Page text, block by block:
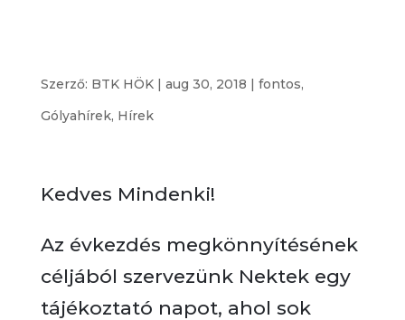
Szerző: BTK HÖK| aug 30, 2018 | fontos,
Gólyahírek, Hírek
Kedves Mindenki!
Az évkezdés megkönnyítésének
céljából szervezünk Nektek egy
tájékoztató napot, ahol sok